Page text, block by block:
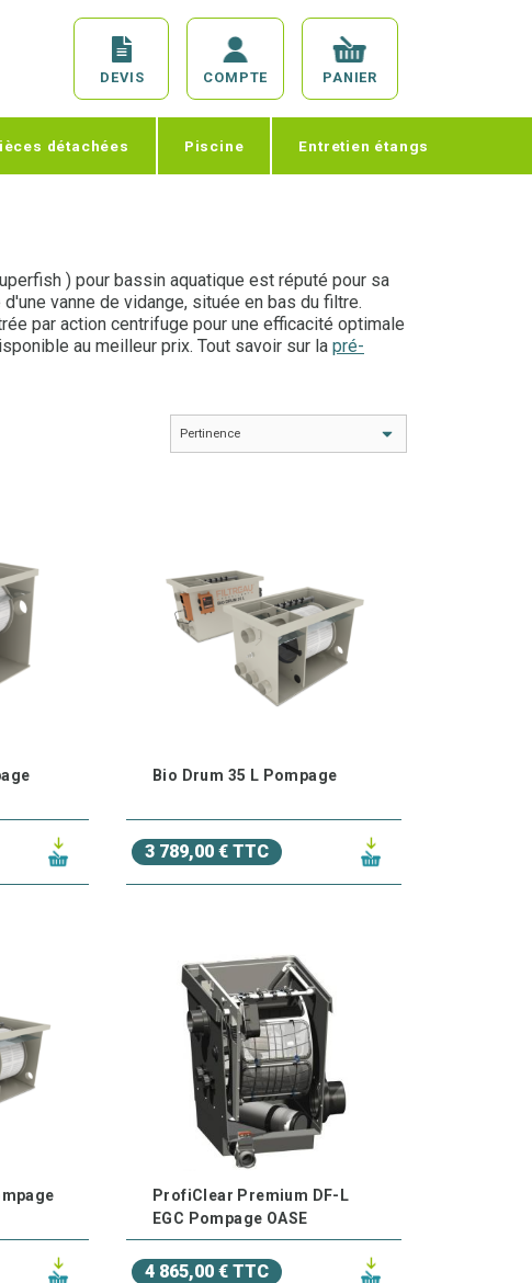
DEVIS COMPTE PANIER
détachées Piscine Entretien étangs
) pour bassin aquatique est réputé pour sa
vanne de vidange, située en bas du filtre.
par action centrifuge pour une efficacité optimale
au meilleur prix. Tout savoir sur la pré-
au 03.27.89.21.52
Bio Drum 35 L Pompage
3 789,00 € TTC
ProfiClear Premium DF-L
EGC Pompage OASE
4 865,00 € TTC